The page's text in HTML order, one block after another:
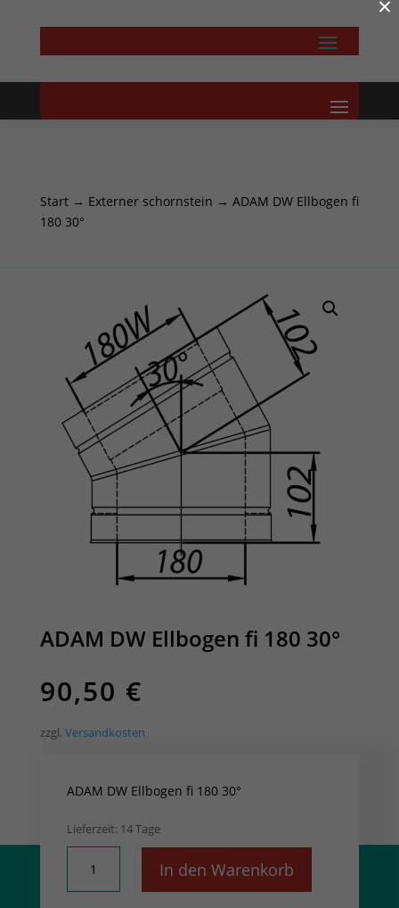
Start→ Externer schornstein → ADAM DW Ellbogen fi
180 30°
ADAM DW Ellbogen fi 180 30°
90,50 €
zzgl. Versandkosten
ADAM DW Ellbogen fi 180 30°
Lieferzeit: 14 Tage
Ellbogen
In den Warenkorb